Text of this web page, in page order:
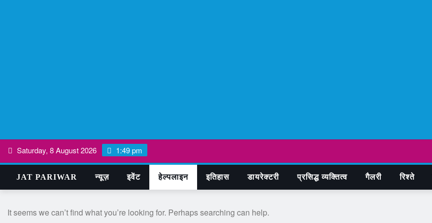
Skip
content
Saturday, 8 August 2026 1:49 pm
JAT PARIWAR न्यूज़ इवेंट हेल्पलाइन इतिहास डायरेक्टरी प्रसिद्ध व्यक्तित्व गैलरी रिश्ते
It seems we can’t find what you’re looking for. Perhaps searching can help.